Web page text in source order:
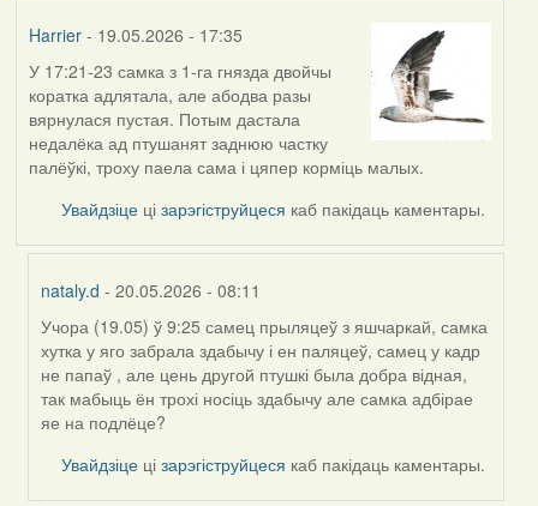
Harrier- 19.05.2026 - 17:35
У 17:21-23 самка з 1-га гнязда двойчы
коратка адлятала, але абодва разы
вярнулася пустая. Потым дастала
недалёка ад птушанят заднюю частку
палёўкі, троху паела сама і цяпер корміць малых.
Увайдзіце цізарэгіструйцеся каб пакідаць каментары.
nataly.d - 20.05.2026 - 08:11
In
reply
to
by
Harrier
Учора (19.05) ў 9:25 самец прыляцеў з яшчаркай, самка
хутка у яго забрала здабычу і ен паляцеў, самец у кадр
не папаў , але цень другой птушкі была добра відная,
так мабыць ён трохі носіць здабычу але самка адбірае
яе на подлёце?
Увайдзіце цізарэгіструйцеся каб пакідаць каментары.